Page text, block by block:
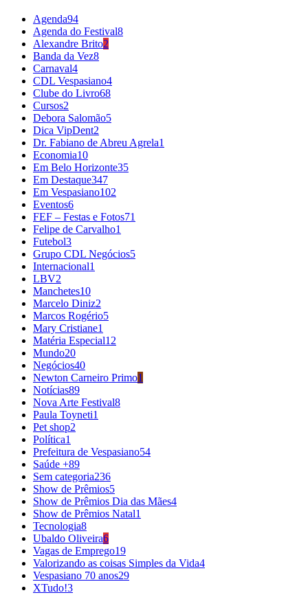
Agenda94
Agenda do Festival8
Alexandre Brito2
Banda da Vez8
Carnaval4
CDL Vespasiano4
Clube do Livro68
Cursos2
Debora Salomão5
Dica VipDent2
Dr. Fabiano de Abreu Agrela1
Economia10
Em Belo Horizonte35
Em Destaque347
Em Vespasiano102
Eventos6
FEF – Festas e Fotos71
Felipe de Carvalho1
Futebol3
Grupo CDL Negócios5
Internacional1
LBV2
Manchetes10
Marcelo Diniz2
Marcos Rogério5
Mary Cristiane1
Matéria Especial12
Mundo20
Negócios40
Newton Carneiro Primo1
Notícias89
Nova Arte Festival8
Paula Toyneti1
Pet shop2
Política1
Prefeitura de Vespasiano54
Saúde +89
Sem categoria236
Show de Prêmios5
Show de Prêmios Dia das Mães4
Show de Prêmios Natal1
Tecnologia8
Ubaldo Oliveira6
Vagas de Emprego19
Valorizando as coisas Simples da Vida4
Vespasiano 70 anos29
XTudo!3